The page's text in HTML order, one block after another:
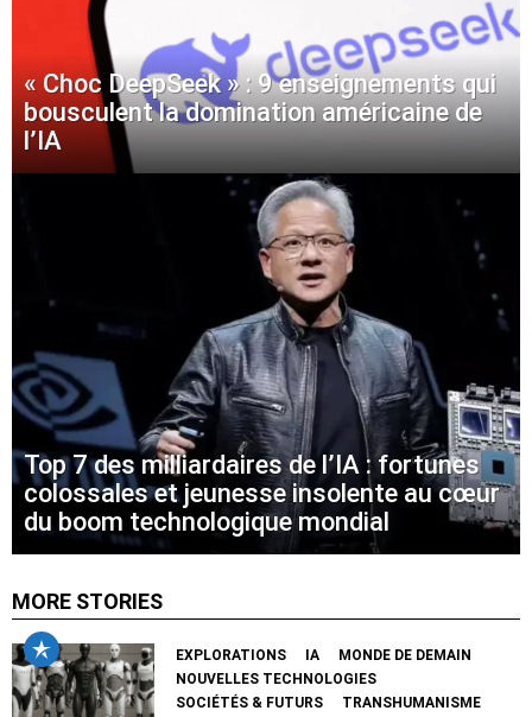
« Choc DeepSeek » : 9 enseignements qui
bousculent la domination américaine de
l’IA
Top 7 des milliardaires de l’IA : fortunes
colossales et jeunesse insolente au cœur
du boom technologique mondial
MORE STORIES
EXPLORATIONS IA
MONDE DE DEMAIN
NOUVELLES TECHNOLOGIES
SOCIÉTÉS & FUTURS
TRANSHUMANISME